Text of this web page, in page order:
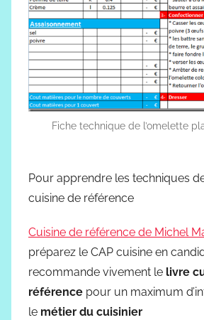
Fiche technique de l’omelette
Pour apprendre les techniques
cuisine de référence
Cuisine de référence de Michel
préparez le CAP cuisine en
recommande vivement le livre
référence pour un maximum
le métier du cuisinier